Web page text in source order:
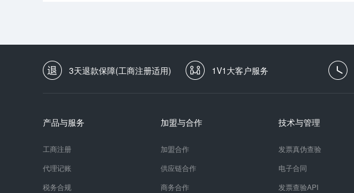
3天退款保障(工商注册适用) 1V1大客户服务
产品与服务
工商注册
代理记账
税务合规
加盟与合作
加盟合作
供应链合作
商务合作
技术与管理
发票真伪查验
电子合同
发票查验API